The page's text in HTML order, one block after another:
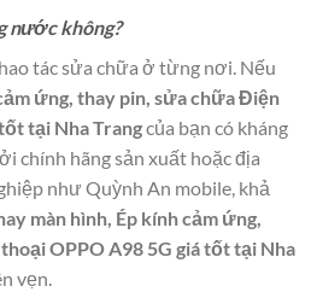
nước không?
tác sửa chữa ở từng nơi. Nếu
ứng, thay pin, sửa chữa Điện
tại Nha Trangcủa bạn có kháng
chính hãng sản xuất hoặc địa
như Quỳnh An mobile, khả
màn hình, Ép kính cảm ứng,
OPPO A98 5G giá tốt tại Nha
vẹn.